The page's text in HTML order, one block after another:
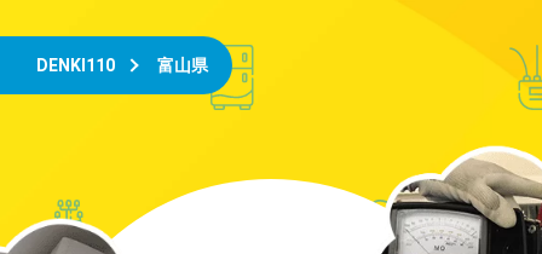
DENKI110 富山県